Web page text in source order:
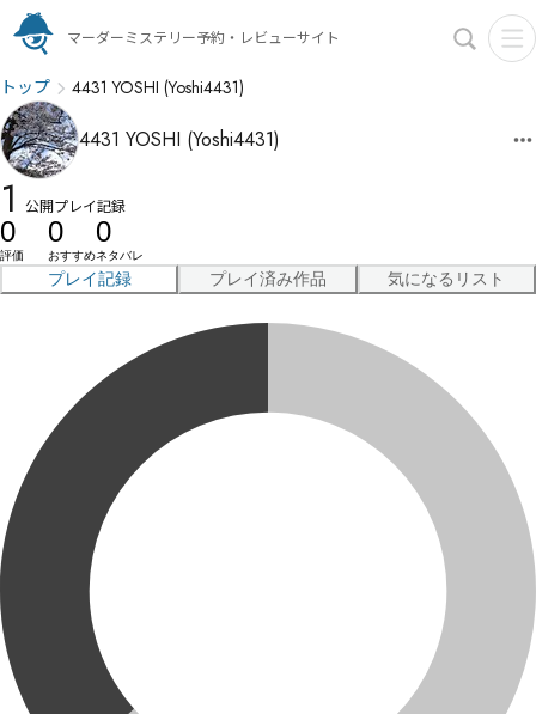
マーダーミステリー予約・レビューサイト
トップ 4431 YOSHI (‪Yoshi4431‬)
4431 YOSHI (‪Yoshi4431‬)
1 公開プレイ記録
0
評価
0
おすすめ
0
ネタバレ
プレイ記録 プレイ済み作品 気になるリスト